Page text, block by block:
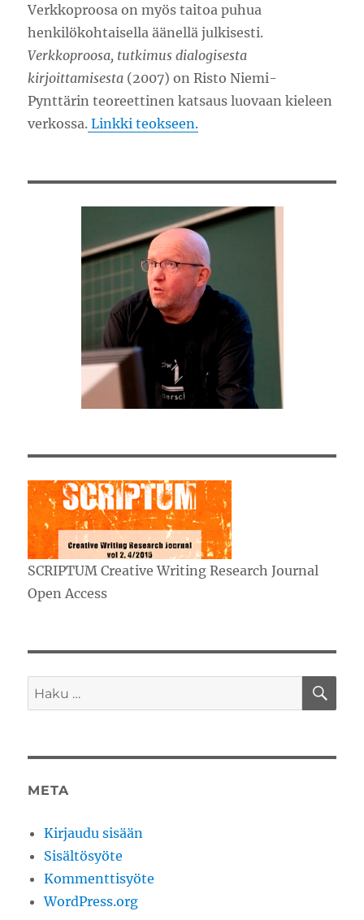
Verkkoproosa on myös taitoa puhua
henkilökohtaisella äänellä julkisesti.
Verkkoproosa, tutkimus dialogisesta
kirjoittamisesta (2007) on Risto Niemi-
Pynttärin teoreettinen katsaus luovaan kieleen
verkossa. Linkki teokseen.
SCRIPTUM Creative Writing Research Journal
Open Access
Etsi:
META
Kirjaudu sisään
Sisältösyöte
Kommenttisyöte
WordPress.org